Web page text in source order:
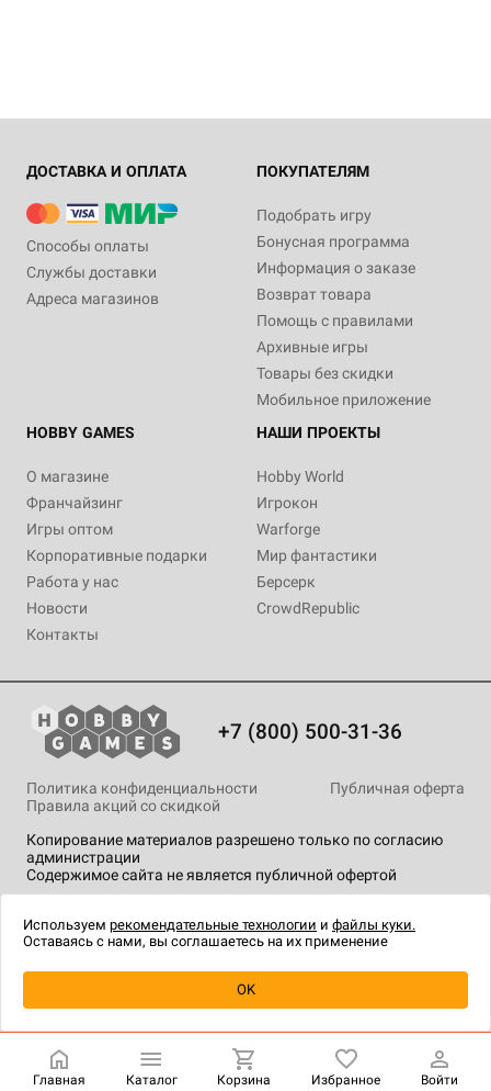
ДОСТАВКА И ОПЛАТА
Способы оплаты
Службы доставки
Адреса магазинов
ПОКУПАТЕЛЯМ
Подобрать игру
Бонусная программа
Информация о заказе
Возврат товара
Помощь с правилами
Архивные игры
Товары без скидки
Мобильное приложение
HOBBY GAMES
О магазине
Франчайзинг
Игры оптом
Корпоративные подарки
Работа у нас
Новости
Контакты
НАШИ ПРОЕКТЫ
Hobby World
Игрокон
Warforge
Мир фантастики
Берсерк
CrowdRepublic
+7 (800) 500-31-36
Копирование материалов разрешено только по согласию
администрации
Содержимое сайта не является публичной офертой
Политика конфиденциальности
Публичная оферта
Правила акций со скидкой
технологии .
Главная Каталог Корзина Избранное Войти
Используем рекомендательные технологии и файлы куки.
Оставаясь с нами, вы соглашаетесь на их применение
OK